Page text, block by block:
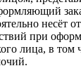
несёт
при
лица, в том